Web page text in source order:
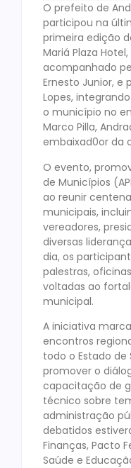
O prefeito de
participou na
primeira edição
Mariá Plaza
acompanhado
Ernesto Junior, e
Lopes,
o município no
Marco Pilla,
embaixad0or da
O evento,
de Municípios
ao reunir
municipais,
vereadores,
diversas
dia, os
palestras,
voltadas ao
municipal.
A iniciativa
encontros
todo o Estado de
promover o
capacitação de
técnico sobre
administração
debatidos
Finanças, Pacto
Saúde e